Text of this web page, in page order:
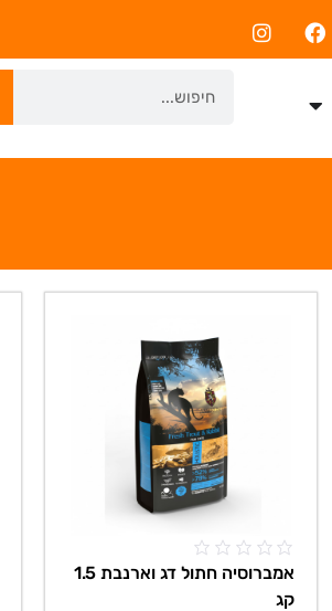
אמברוסיה חתול דג וארנבת 1.5
קג